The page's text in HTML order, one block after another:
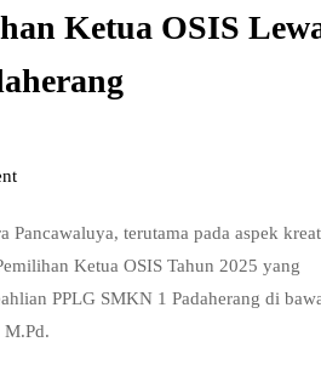
Ketua OSIS
Pancawaluya, terutama pada aspek
Ketua OSIS Tahun 2025 yang
PPLG SMKN 1 Padaherang di